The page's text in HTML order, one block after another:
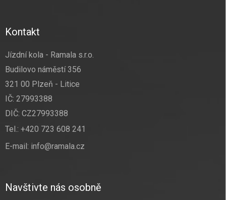
Kontakt
Jízdní kola - Ramala s.r.o.
Budilovo náměstí 356
321 00 Plzeň - Litice
IČ: 27993388
DIČ: CZ27993388
Tel.: +420 723 608 241
E-mail: info@ramala.cz
Navštivte nás osobně